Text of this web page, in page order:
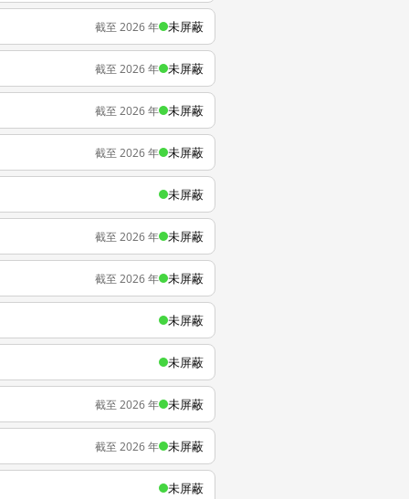
截至 2026 年 未屏蔽
截至 2026 年 未屏蔽
截至 2026 年 未屏蔽
截至 2026 年 未屏蔽
未屏蔽
截至 2026 年 未屏蔽
截至 2026 年 未屏蔽
未屏蔽
未屏蔽
截至 2026 年 未屏蔽
截至 2026 年 未屏蔽
未屏蔽